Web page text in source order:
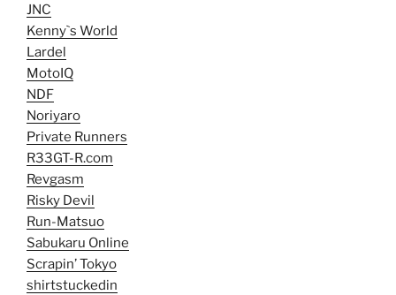
JNC
Kenny`s World
Lardel
MotoIQ
NDF
Noriyaro
Private Runners
R33GT-R.com
Revgasm
Risky Devil
Run-Matsuo
Sabukaru Online
Scrapin’ Tokyo
shirtstuckedin